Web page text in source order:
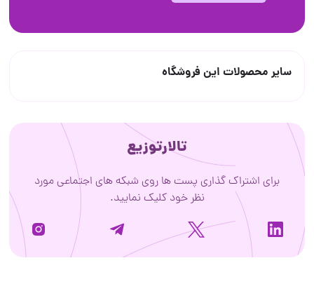
سایر محصولات این فروشگاه
تالارتوزیع
برای اشتراک گذاری پست ها روی شبکه های اجتماعی مورد
نظر خود کلیک نمایید.